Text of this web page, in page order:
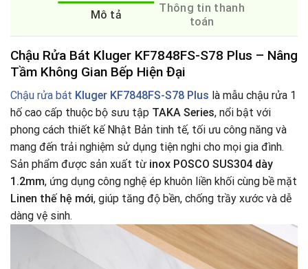
Mô tả
Thông tin thanh
toán
Chậu Rửa Bát Kluger KF7848FS-S78 Plus – Nâng
Tầm Không Gian Bếp Hiện Đại
Chậu rửa bát Kluger KF7848FS-S78 Plus là mẫu chậu rửa 1
hố cao cấp thuộc bộ sưu tập TAKA Series, nổi bật với
phong cách thiết kế Nhật Bản tinh tế, tối ưu công năng và
mang đến trải nghiệm sử dụng tiện nghi cho mọi gia đình.
Sản phẩm được sản xuất từ inox POSCO SUS304 dày
1.2mm, ứng dụng công nghệ ép khuôn liền khối cùng bề mặt
Linen thế hệ mới, giúp tăng độ bền, chống trầy xước và dễ
dàng vệ sinh.